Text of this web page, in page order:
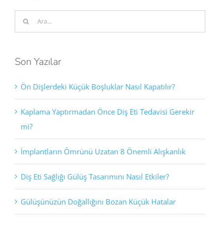
Ara:
Son Yazılar
Ön Dişlerdeki Küçük Boşluklar Nasıl Kapatılır?
Kaplama Yaptırmadan Önce Diş Eti Tedavisi Gerekir
mi?
İmplantların Ömrünü Uzatan 8 Önemli Alışkanlık
Diş Eti Sağlığı Gülüş Tasarımını Nasıl Etkiler?
Gülüşünüzün Doğallığını Bozan Küçük Hatalar